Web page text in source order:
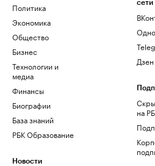
Политика
Экономика
Общество
Бизнес
Технологии и
медиа
Финансы
Биографии
База знаний
РБК Образование
Новости
сети
Дзен
на